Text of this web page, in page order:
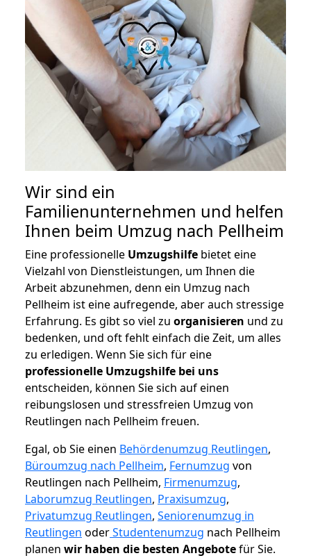
Wir sind ein
Familienunternehmen und helfen
Ihnen beim Umzug nach Pellheim
Eine professionelle Umzugshilfe bietet eine
Vielzahl von Dienstleistungen, um Ihnen die
Arbeit abzunehmen, denn ein Umzug nach
Pellheim ist eine aufregende, aber auch stressige
Erfahrung. Es gibt so viel zu organisieren und zu
bedenken, und oft fehlt einfach die Zeit, um alles
zu erledigen. Wenn Sie sich für eine
professionelle Umzugshilfe bei uns
entscheiden, können Sie sich auf einen
reibungslosen und stressfreien Umzug von
Reutlingen nach Pellheim freuen.
Egal, ob Sie einen Behördenumzug Reutlingen,
Büroumzug nach Pellheim, Fernumzug von
Reutlingen nach Pellheim, Firmenumzug,
Laborumzug Reutlingen, Praxisumzug,
Privatumzug Reutlingen, Seniorenumzug in
Reutlingen oderStudentenumzug nach Pellheim
planen wir haben die besten Angebotefür Sie.